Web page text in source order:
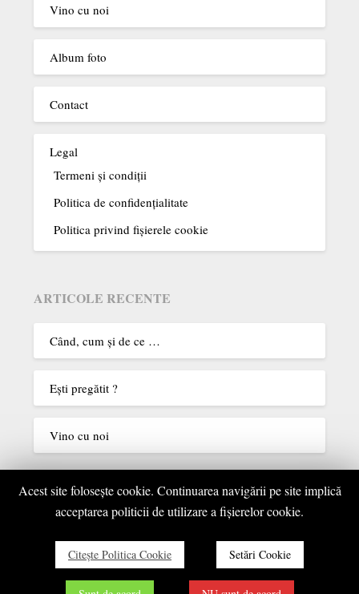
Vino cu noi
Album foto
Contact
Legal
Termeni şi condiţii
Politica de confidențialitate
Politica privind fișierele cookie
ARTICOLE RECENTE
Când, cum şi de ce …
Eşti pregătit ?
Vino cu noi
COMENTARII RECENTE
Elisabeta MilitarulaParcul Targu – Jiu – 1986
Acest site foloseşte cookie. Continuarea navigării pe site implică
acceptarea politicii de utilizare a fişierelor cookie.
Citeşte Politica Cookie Setări Cookie